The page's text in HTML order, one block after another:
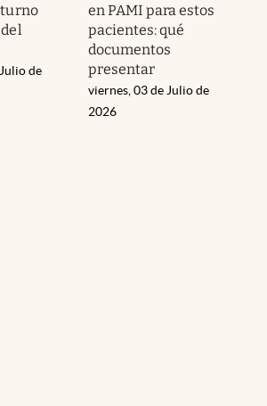
de
en PAMI para estos
pacientes: qué
documentos
presentar
viernes, 03 de Julio de
2026